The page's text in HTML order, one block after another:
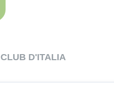
D'ITALIA